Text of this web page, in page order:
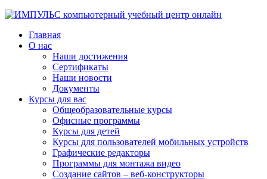
Главная
О нас
Наши достижения
Сертификаты
Наши новости
Документы
Курсы для вас
Общеобразовательные курсы
Офисные программы
Курсы для детей
Курсы для пользователей мобильных устройств
Графические редакторы
Программы для монтажа видео
Создание сайтов – веб-конструкторы